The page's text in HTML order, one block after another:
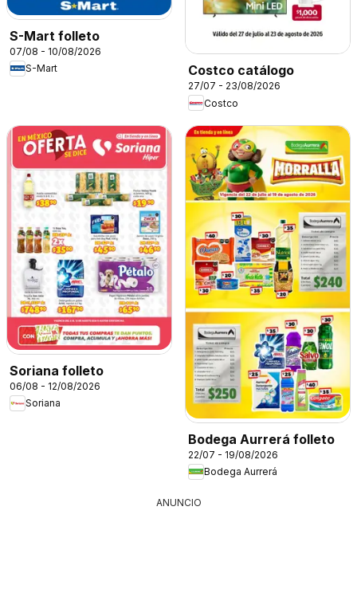
S-Mart folleto
07/08 - 10/08/2026
S-Mart
Costco catálogo
27/07 - 23/08/2026
Costco
Soriana folleto
06/08 - 12/08/2026
Soriana
Bodega Aurrerá folleto
22/07 - 19/08/2026
Bodega Aurrerá
ANUNCIO